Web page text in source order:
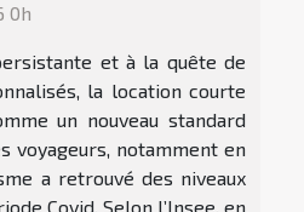
0h
et à la quête de
la location courte
un nouveau standard
voyageurs, notamment en
a retrouvé des niveaux
Covid. Selon l’Insee, en